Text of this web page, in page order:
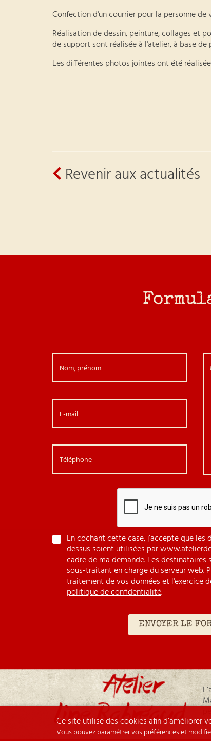
Confection d'un courrier pour la personne
Réalisation de dessin, peinture, collages et
de support sont réalisée à l'atelier, à base de
Les différentes photos jointes ont été
Revenir aux actualités
Nom, prénom
E-mail
Téléphone
En cochant cette case, j’accepte que
dessus soient utilisées par
cadre de ma demande. Les
sous-traitant en charge du serveur web.
traitement de vos données et l'exercice
politique de confidentialité.
Ce site utilise des cookies afin d’améliorer
Vous pouvez paramétrer vos préférences et